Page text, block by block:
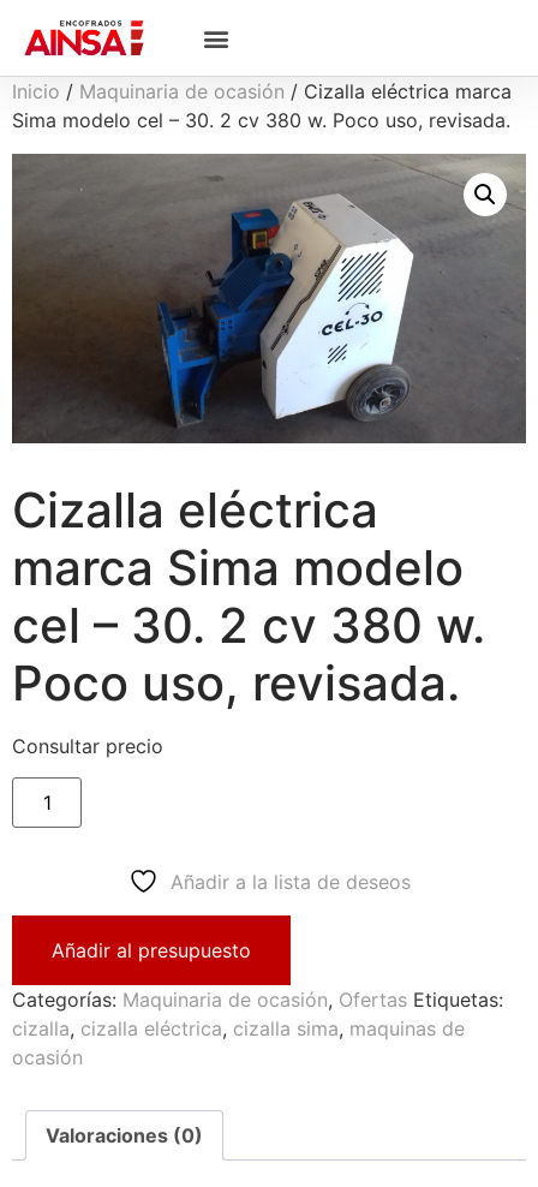
Inicio / Maquinaria de ocasión / Cizalla eléctrica marca
Sima modelo cel – 30. 2 cv 380 w. Poco uso, revisada.
Cizalla eléctrica
marca Sima modelo
cel – 30. 2 cv 380 w.
Poco uso, revisada.
Consultar precio
Añadir a la lista de deseos
Añadir al presupuesto
Categorías: Maquinaria de ocasión, Ofertas Etiquetas:
cizalla, cizalla eléctrica, cizalla sima, maquinas de
ocasión
Valoraciones (0)